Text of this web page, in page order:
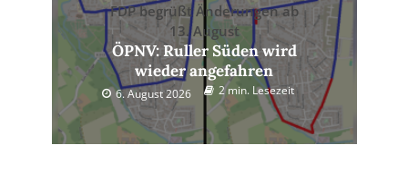
FDP begrüßt Änderungen ab
13. August
ÖPNV: Ruller Süden wird
wieder angefahren
6. August 2026 2 min. Lesezeit